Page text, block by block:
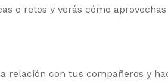
o retos y verás cómo
relación con tus compañeros y